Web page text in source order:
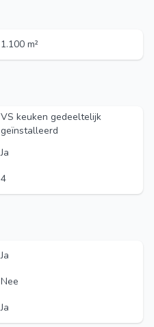
1.100 m²
VS keuken gedeeltelijk
geïnstalleerd
Ja
4
Ja
Nee
Ja